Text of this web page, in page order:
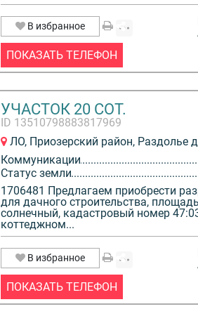
В избранное
ПОКАЗАТЬ ТЕЛЕФОН
УЧАСТОК 20 СОТ.
ID 13510798883817969
ЛО, Приозерский район, Раздолье
Коммуникации
Статус земли
1706481 Предлагаем приобрести
для дачного строительства,
солнечный, кадастровый номер
коттеджном...
В избранное
ПОКАЗАТЬ ТЕЛЕФОН